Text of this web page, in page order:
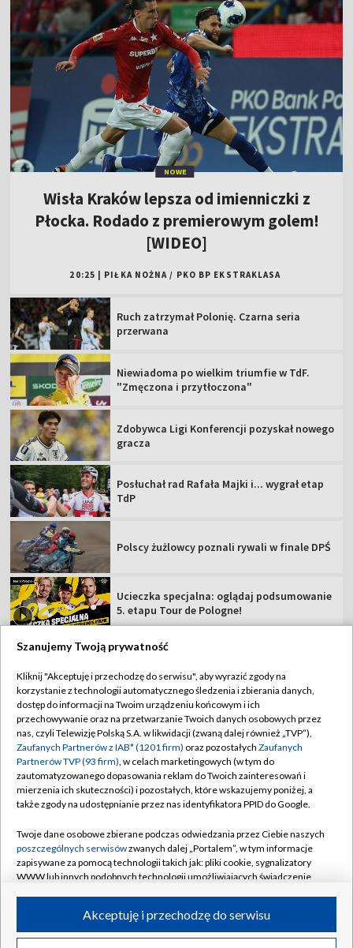
NOWE
Wisła Kraków lepsza od imienniczki z
Płocka. Rodado z premierowym golem!
[WIDEO]
20:25 PIŁKA NOŻNA / PKO BP EKSTRAKLASA
Ruch zatrzymał Polonię. Czarna seria
przerwana
Niewiadoma po wielkim triumfie w TdF.
"Zmęczona i przytłoczona"
Zdobywca Ligi Konferencji pozyskał nowego
gracza
Posłuchał rad Rafała Majki i... wygrał etap
TdP
Polscy żużlowcy poznali rywali w finale DPŚ
Ucieczka specjalna: oglądaj podsumowanie
5. etapu Tour de Pologne!
TVP
Abonament TVP
Sklep TVP
Biuro Reklamy
Oferta Handlowa
Emisja w TVP
Rada Programowa
Ogłoszenia przetargowe
Akademia Telewizyjna
Regulamin TVP
Polityka prywatności
Moje zgody
Biuro reklamy
Kanały
©2026 Telewizja Polska Spółka Akcyjna w likwidacji
Szanujemy Twoją prywatność
Kliknij "Akceptuję i przechodzę do serwisu", aby wyrazić zgody na
korzystanie z technologii automatycznego śledzenia i zbierania danych,
dostęp do informacji na Twoim urządzeniu końcowym i ich
przechowywanie oraz na przetwarzanie Twoich danych osobowych przez
nas, czyli Telewizję Polską S.A. w likwidacji (zwaną dalej również „TVP”),
Zaufanych Partnerów z IAB* (1201 firm) oraz pozostałych Zaufanych
Partnerów TVP (93 firm), w celach marketingowych (w tym do
zautomatyzowanego dopasowania reklam do Twoich zainteresowań i
mierzenia ich skuteczności) i pozostałych, które wskazujemy poniżej, a
także zgody na udostępnianie przez nas identyfikatora PPID do Google.
Twoje dane osobowe zbierane podczas odwiedzania przez Ciebie naszych
poszczególnych serwisówzwanych dalej „Portalem”, w tym informacje
zapisywane za pomocą technologii takich jak: pliki cookie, sygnalizatory
WWW lub innych podobnych technologii umożliwiających świadczenie
ruchu w Internecie.Akceptuję i przechodzę do serwisu